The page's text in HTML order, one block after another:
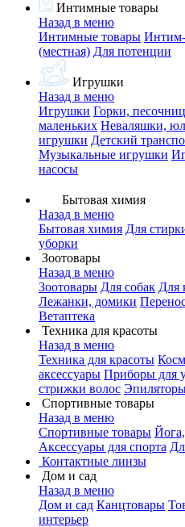
Интимные товары
Назад в меню
Интимные товары
(местная) Для потенции
Игрушки
Назад в меню
Игрушки Горки,
маленьких Неваляшки,
игрушки Детский
Музыкальные игрушки
насосы
Бытовая химия
Назад в меню
Бытовая химия Для
уборки
Зоотовары
Назад в меню
Зоотовары Для собак Для
Лежанки, домики
Ветаптека
Техника для красоты
Назад в меню
Техника для красоты
аксессуары Приборы для
стрижки волос
Спортивные товары
Назад в меню
Спортивные товары
Аксессуары для спорта
Контактные линзы
Дом и сад
Назад в меню
Дом и сад Канцтовары
интерьер